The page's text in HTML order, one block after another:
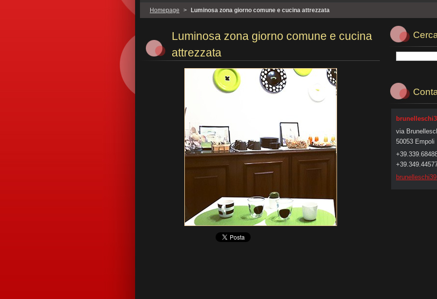
Homepage > Luminosa zona giorno comune e cucina attrezzata
Luminosa zona giorno comune e cucina
attrezzata
via
50053 Empoli
brunelle